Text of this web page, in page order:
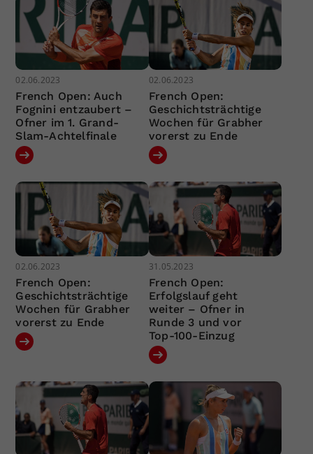
02.06.2023
French Open: Auch
Fognini entzaubert –
Ofner im 1. Grand-
Slam-Achtelfinale
02.06.2023
French Open:
Geschichtsträchtige
Wochen für Grabher
vorerst zu Ende
02.06.2023
French Open:
Geschichtsträchtige
Wochen für Grabher
vorerst zu Ende
31.05.2023
French Open:
Erfolgslauf geht
weiter – Ofner in
Runde 3 und vor
Top-100-Einzug